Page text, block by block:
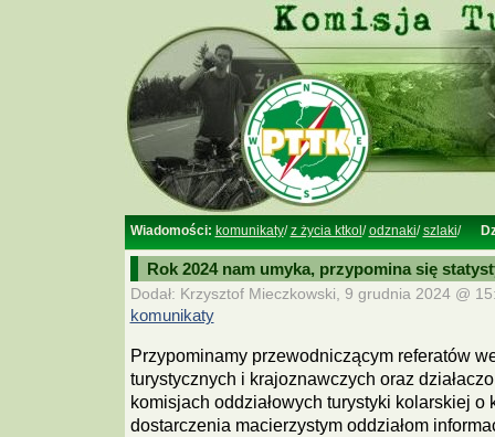
Wiadomości: komunikaty/z życia ktkol /odznaki/szlaki/
Rok 2024 nam umyka, przypomina się
Dodał: Krzysztof Mieczkowski, 9 grudnia 2024 @
komunikaty
Przypominamy przewodniczącym referatów
turystycznych i krajoznawczych oraz
komisjach oddziałowych turystyki kolarskiej o
dostarczenia macierzystym oddziałom